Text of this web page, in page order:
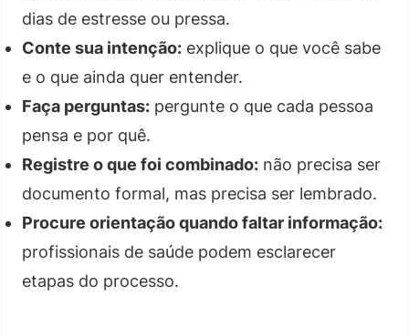
dias de estresse ou pressa.
Conte sua intenção: explique o que você sabe
e o que ainda quer entender.
Faça perguntas: pergunte o que cada pessoa
pensa e por quê.
Registre o que foi combinado: não precisa ser
documento formal, mas precisa ser lembrado.
Procure orientação quando faltar informação:
profissionais de saúde podem esclarecer
etapas do processo.